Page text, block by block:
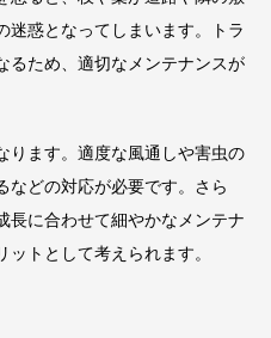
迷惑となってしまいます。トラ
るため、適切なメンテナンスが
ります。適度な風通しや害虫の
などの対応が必要です。さら
長に合わせて細やかなメンテナ
トとして考えられます。